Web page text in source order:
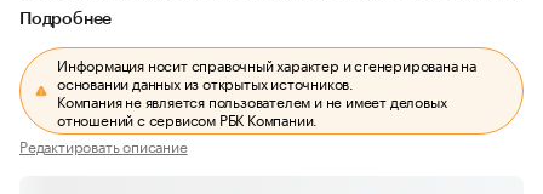
Подробнее
Информация носит справочный характер и сгенерирована на
основании данных из открытых источников.
Компания не является пользователем и не имеет деловых
отношений с сервисом РБК Компании.
Редактировать описание